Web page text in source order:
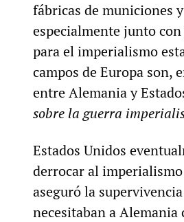
fábricas de municiones
especialmente junto
para el imperialismo
campos de Europa son,
entre Alemania y
sobre la guerra
Estados Unidos
derrocar al
aseguró la
necesitaban a